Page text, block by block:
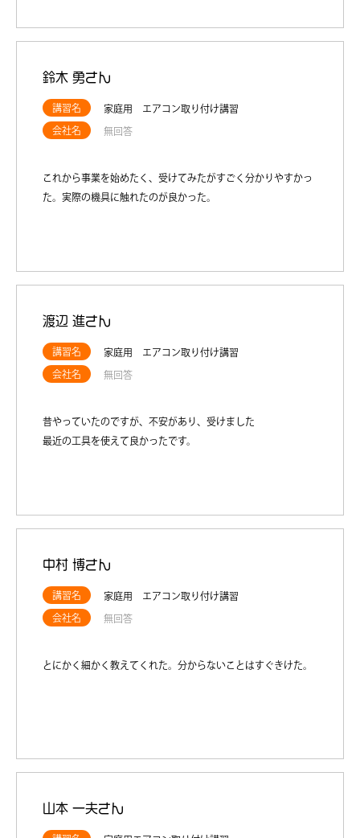
鈴木 勇さん
講習名 家庭用 エアコン取り付け講習
会社名 無回答
これから事業を始めたく、受けてみたがすごく分かりやすかっ
た。実際の機具に触れたのが良かった。
渡辺 進さん
講習名 家庭用 エアコン取り付け講習
会社名 無回答
昔やっていたのですが、不安があり、受けました
最近の工具を使えて良かったです。
中村 博さん
講習名 家庭用 エアコン取り付け講習
会社名 無回答
とにかく細かく教えてくれた。分からないことはすぐきけた。
山本 一夫さん